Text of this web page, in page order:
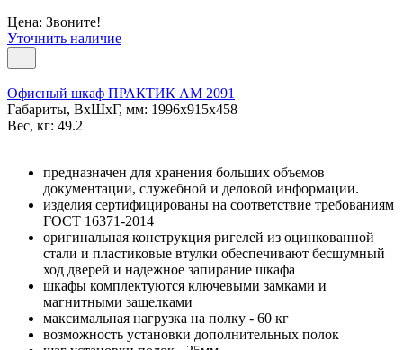
Цена: Звоните!
Уточнить наличие
Офисный шкаф ПРАКТИК AM 2091
Габариты, ВxШxГ, мм: 1996x915x458
Вес, кг: 49.2
предназначен для хранения больших объемов
документации, служебной и деловой информации.
изделия сертифицированы на соответствие требованиям
ГОСТ 16371-2014
оригинальная конструкция ригелей из оцинкованной
стали и пластиковые втулки обеспечивают бесшумный
ход дверей и надежное запирание шкафа
шкафы комплектуются ключевыми замками и
магнитными защелками
максимальная нагрузка на полку - 60 кг
возможность установки дополнительных полок